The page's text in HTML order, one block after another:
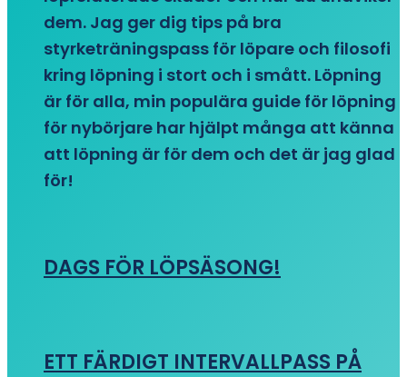
dem. Jag ger dig tips på bra
styrketräningspass för löpare och filosofi
kring löpning i stort och i smått. Löpning
är för alla, min populära guide för löpning
för nybörjare har hjälpt många att känna
att löpning är för dem och det är jag glad
för!
DAGS FÖR LÖPSÄSONG!
ETT FÄRDIGT INTERVALLPASS PÅ